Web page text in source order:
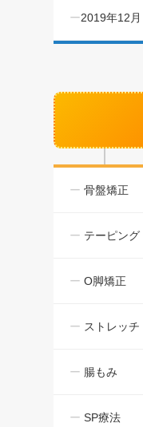
2019年12月
骨盤矯正
テーピング
O脚矯正
ストレッチ
腸もみ
SP療法